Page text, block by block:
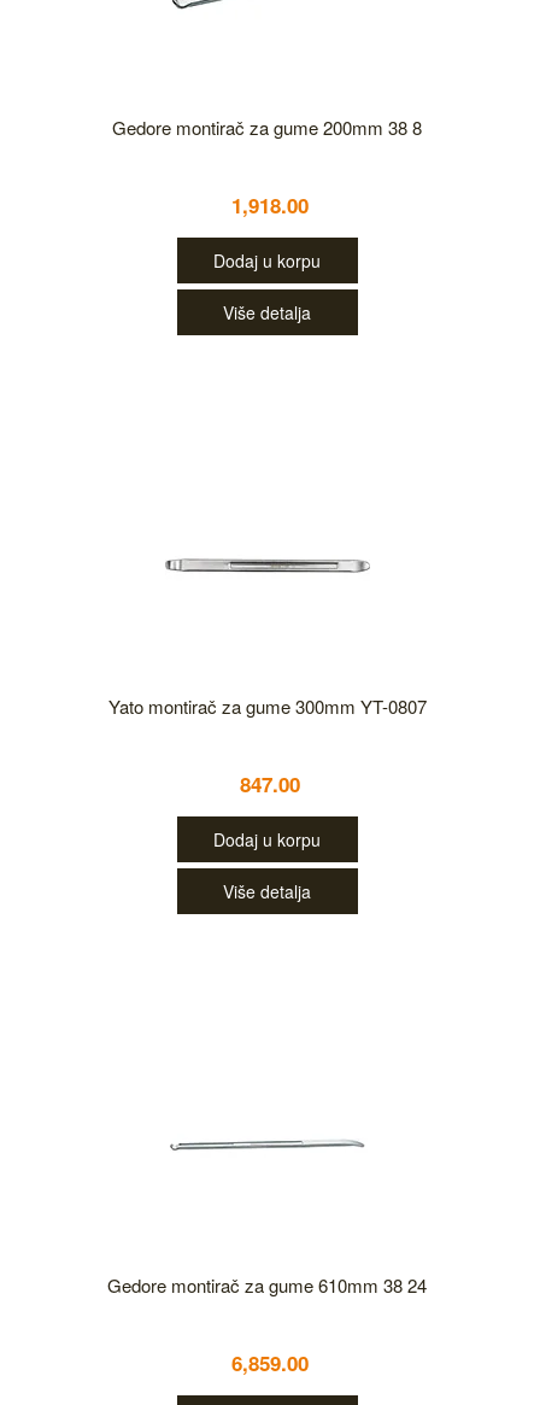
Gedore montirač za gume 200mm 38 8
1,918.00
Dodaj u korpu
Više detalja
Yato montirač za gume 300mm YT-0807
847.00
Dodaj u korpu
Više detalja
Gedore montirač za gume 610mm 38 24
6,859.00